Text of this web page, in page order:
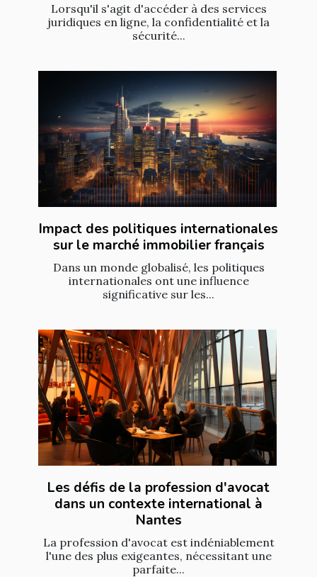
Lorsqu'il s'agit d'accéder à des services
juridiques en ligne, la confidentialité et la
sécurité...
Impact des politiques internationales
sur le marché immobilier français
Dans un monde globalisé, les politiques
internationales ont une influence
significative sur les...
Les défis de la profession d'avocat
dans un contexte international à
Nantes
La profession d'avocat est indéniablement
l'une des plus exigeantes, nécessitant une
parfaite...